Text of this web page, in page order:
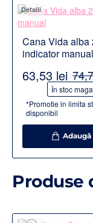
Detalii
Cana Vida alba
indicator manual
În stoc
*Promotie in limita
disponibil
63,53 lei
Adaugă
Produse